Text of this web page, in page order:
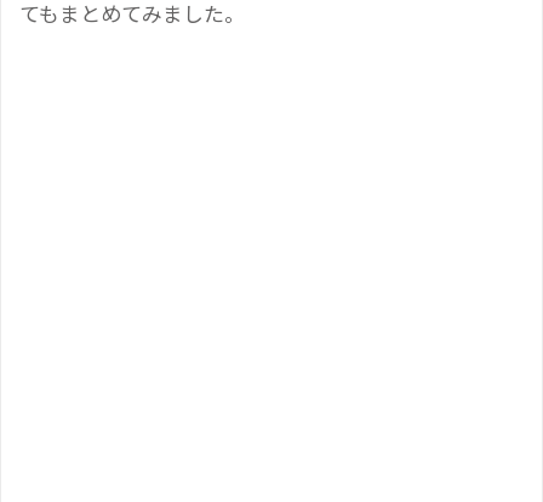
てもまとめてみました。